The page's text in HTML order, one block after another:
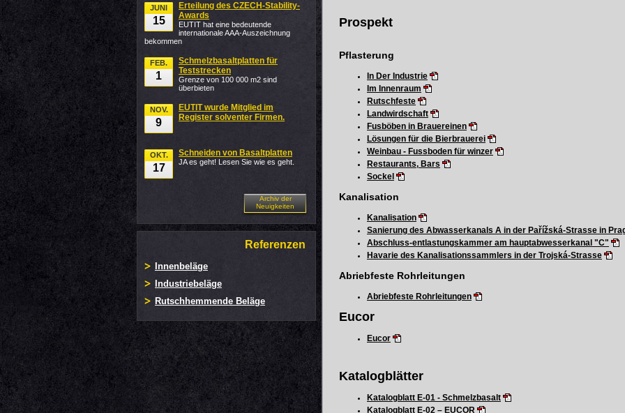
Prospekt
Pflasterung
In Der Industrie
Im Innenraum
Rutschfeste
Landwirdschaft
Fusböben in Brauereinen
Lösungen für die Bierbrauerei
Weinbau - Fussboden für winzer
Restaurants, Bars
Sockel
Kanalisation
Kanalisation
Sanierung des Abwasserkanals A in der Pařížská-Strasse in
Abschluss-entlastungskammer am hauptabwesserkanal "C"
Havarie des Kanalisationssammlers in der Trojská-Strasse
Abriebfeste Rohrleitungen
Abriebfeste Rohrleitungen
Eucor
Eucor
Katalogblätter
Katalogblatt E-01 - Schmelzbasalt
Katalogblatt E-02 – EUCOR
JUNI
15
Erteilung des CZECH-Stability-
Awards
EUTIT hat eine bedeutende
internationale AAA-Auszeichnung
bekommen
FEB.
1
Schmelzbasaltplatten für
Teststrecken
Grenze von 100 000 m2 sind
überbieten
NOV.
9
EUTIT wurde Mitglied im
Register solventer Firmen.
OKT.
17
Schneiden von Basaltplatten
JA es geht! Lesen Sie wie es geht.
Archiv der
Neuigkeiten
Referenzen
Innenbeläge
Industriebeläge
Rutschhemmende Beläge